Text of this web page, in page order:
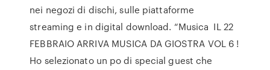
nei negozi di dischi, sulle piattaforme
streaming e in digital download. “Musica IL 22
FEBBRAIO ARRIVA MUSICA DA GIOSTRA VOL 6 !
Ho selezionato un po di special guest che